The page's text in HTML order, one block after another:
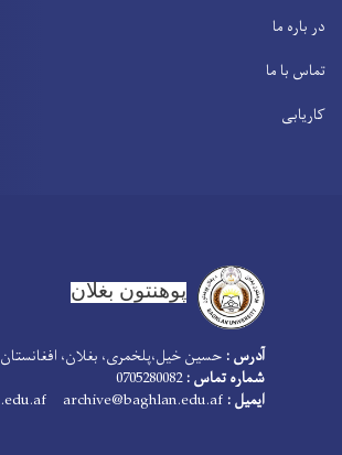
در باره ما
تماس با ما
کاریابی
پوهنتون بغلان
آدرس : حسین خیل،پلخمری، بغلان، افغانستان
شماره تماس :0705280082
ایمیل :